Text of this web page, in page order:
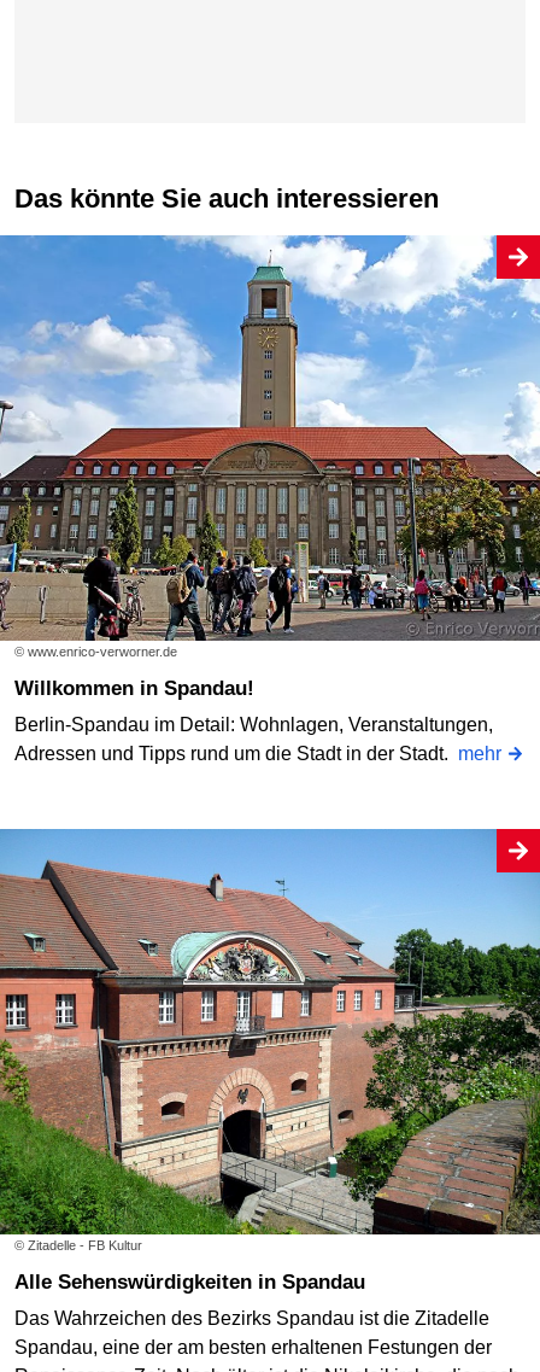
Das könnte Sie auch interessieren
© www.enrico-verworner.de
Willkommen in Spandau!
Berlin-Spandau im Detail: Wohnlagen, Veranstaltungen,
Adressen und Tipps rund um die Stadt in der Stadt. mehr
© Zitadelle - FB Kultur
Alle Sehenswürdigkeiten in Spandau
Das Wahrzeichen des Bezirks Spandau ist die Zitadelle
Spandau, eine der am besten erhaltenen Festungen der